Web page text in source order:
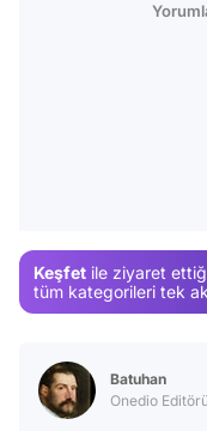
Keşfet ile ziyaret
tüm kategorileri tek
Batuhan
Onedio Editörü